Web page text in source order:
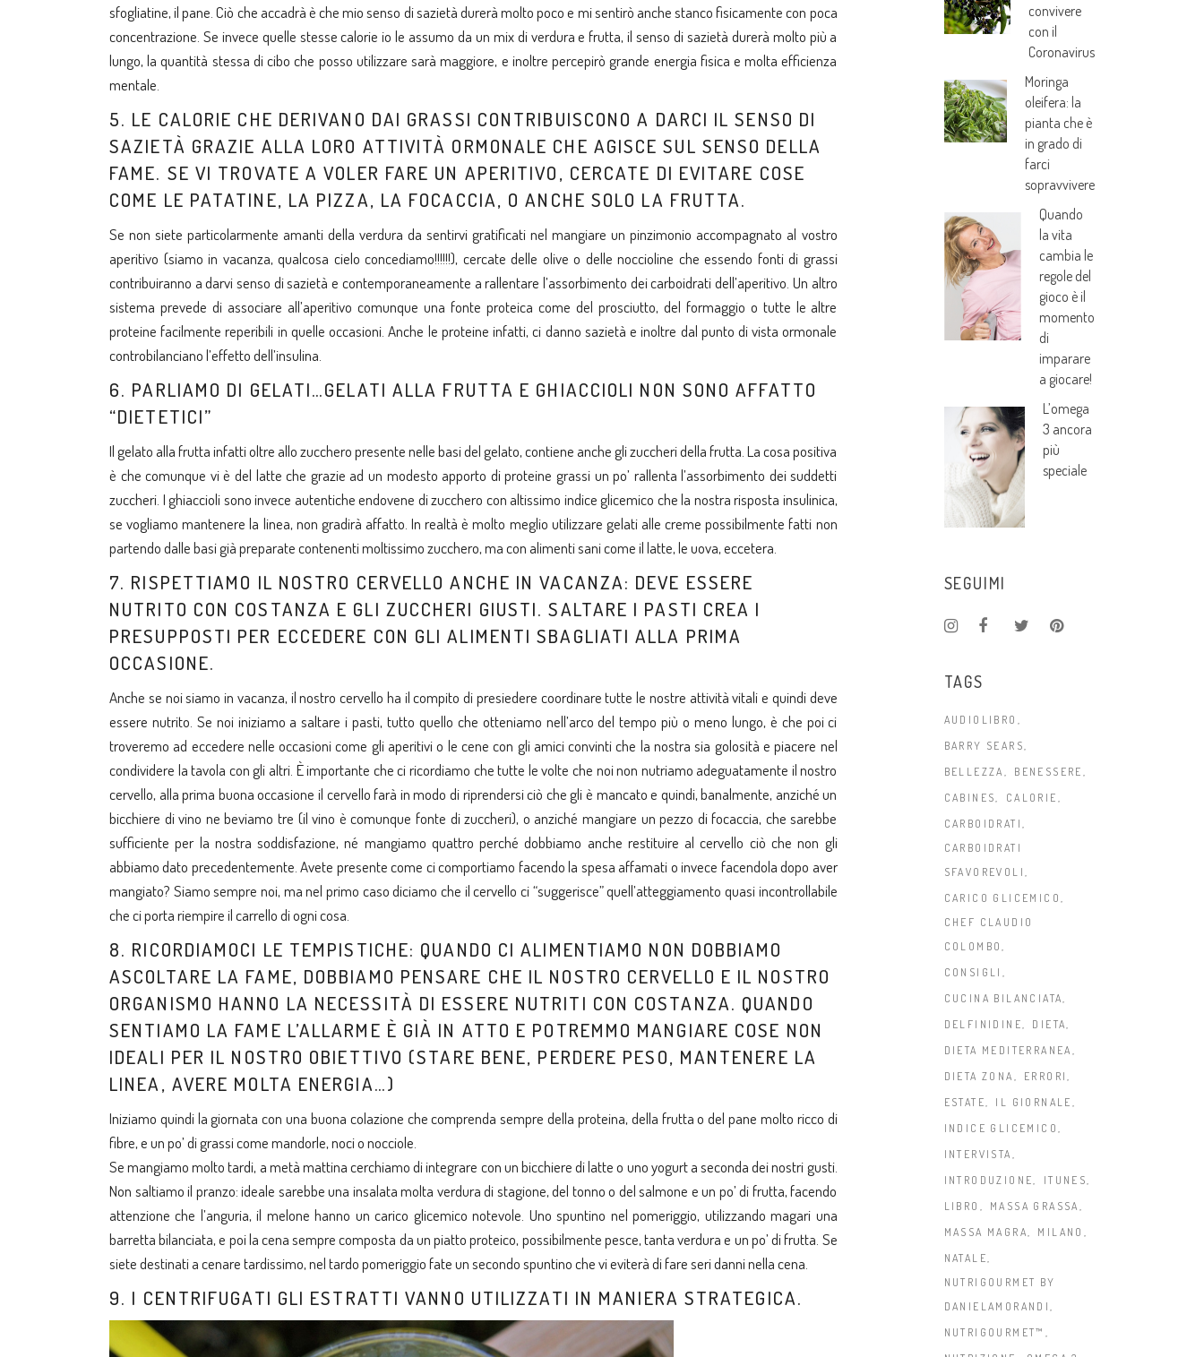
sfogliatine, il pane. Ciò che accadrà è che mio senso di sazietà durerà molto poco e mi sentirò anche stanco fisicamente con poca
concentrazione. Se invece quelle stesse calorie io le assumo da un mix di verdura e frutta, il senso di sazietà durerà molto più a
lungo, la quantità stessa di cibo che posso utilizzare sarà maggiore, e inoltre percepirò grande energia fisica e molta efficienza
mentale.
5. LE CALORIE CHE DERIVANO DAI GRASSI CONTRIBUISCONO A DARCI IL SENSO DI
SAZIETÀ GRAZIE ALLA LORO ATTIVITÀ ORMONALE CHE AGISCE SUL SENSO DELLA
FAME. SE VI TROVATE A VOLER FARE UN APERITIVO, CERCATE DI EVITARE COSE
COME LE PATATINE, LA PIZZA, LA FOCACCIA, O ANCHE SOLO LA FRUTTA.
Se non siete particolarmente amanti della verdura da sentirvi gratificati nel mangiare un pinzimonio accompagnato al vostro
aperitivo (siamo in vacanza, qualcosa cielo concediamo!!!!!!), cercate delle olive o delle noccioline che essendo fonti di grassi
contribuiranno a darvi senso di sazietà e contemporaneamente a rallentare l’assorbimento dei carboidrati dell’aperitivo. Un altro
sistema prevede di associare all’aperitivo comunque una fonte proteica come del prosciutto, del formaggio o tutte le altre
proteine facilmente reperibili in quelle occasioni. Anche le proteine infatti, ci danno sazietà e inoltre dal punto di vista ormonale
controbilanciano l’effetto dell’insulina.
6. PARLIAMO DI GELATI…GELATI ALLA FRUTTA E GHIACCIOLI NON SONO AFFATTO
“DIETETICI”
Il gelato alla frutta infatti oltre allo zucchero presente nelle basi del gelato, contiene anche gli zuccheri della frutta. La cosa positiva
è che comunque vi è del latte che grazie ad un modesto apporto di proteine grassi un po’ rallenta l’assorbimento dei suddetti
zuccheri. I ghiaccioli sono invece autentiche endovene di zucchero con altissimo indice glicemico che la nostra risposta insulinica,
se vogliamo mantenere la linea, non gradirà affatto. In realtà è molto meglio utilizzare gelati alle creme possibilmente fatti non
partendo dalle basi già preparate contenenti moltissimo zucchero, ma con alimenti sani come il latte, le uova, eccetera.
7. RISPETTIAMO IL NOSTRO CERVELLO ANCHE IN VACANZA: DEVE ESSERE
NUTRITO CON COSTANZA E GLI ZUCCHERI GIUSTI. SALTARE I PASTI CREA I
PRESUPPOSTI PER ECCEDERE CON GLI ALIMENTI SBAGLIATI ALLA PRIMA
OCCASIONE.
Anche se noi siamo in vacanza, il nostro cervello ha il compito di presiedere coordinare tutte le nostre attività vitali e quindi deve
essere nutrito. Se noi iniziamo a saltare i pasti, tutto quello che otteniamo nell’arco del tempo più o meno lungo, è che poi ci
troveremo ad eccedere nelle occasioni come gli aperitivi o le cene con gli amici convinti che la nostra sia golosità e piacere nel
condividere la tavola con gli altri. È importante che ci ricordiamo che tutte le volte che noi non nutriamo adeguatamente il nostro
cervello, alla prima buona occasione il cervello farà in modo di riprendersi ciò che gli è mancato e quindi, banalmente, anziché un
bicchiere di vino ne beviamo tre (il vino è comunque fonte di zuccheri), o anziché mangiare un pezzo di focaccia, che sarebbe
sufficiente per la nostra soddisfazione, né mangiamo quattro perché dobbiamo anche restituire al cervello ciò che non gli
abbiamo dato precedentemente. Avete presente come ci comportiamo facendo la spesa affamati o invece facendola dopo aver
mangiato? Siamo sempre noi, ma nel primo caso diciamo che il cervello ci “suggerisce” quell’atteggiamento quasi incontrollabile
che ci porta riempire il carrello di ogni cosa.
8. RICORDIAMOCI LE TEMPISTICHE: QUANDO CI ALIMENTIAMO NON DOBBIAMO
ASCOLTARE LA FAME, DOBBIAMO PENSARE CHE IL NOSTRO CERVELLO E IL NOSTRO
ORGANISMO HANNO LA NECESSITÀ DI ESSERE NUTRITI CON COSTANZA. QUANDO
SENTIAMO LA FAME L’ALLARME È GIÀ IN ATTO E POTREMMO MANGIARE COSE NON
IDEALI PER IL NOSTRO OBIETTIVO (STARE BENE, PERDERE PESO, MANTENERE LA
LINEA, AVERE MOLTA ENERGIA…)
Iniziamo quindi la giornata con una buona colazione che comprenda sempre della proteina, della frutta o del pane molto ricco di
fibre, e un po’ di grassi come mandorle, noci o nocciole.
Se mangiamo molto tardi, a metà mattina cerchiamo di integrare con un bicchiere di latte o uno yogurt a seconda dei nostri gusti.
Non saltiamo il pranzo: ideale sarebbe una insalata molta verdura di stagione, del tonno o del salmone e un po’ di frutta, facendo
attenzione che l’anguria, il melone hanno un carico glicemico notevole. Uno spuntino nel pomeriggio, utilizzando magari una
barretta bilanciata, e poi la cena sempre composta da un piatto proteico, possibilmente pesce, tanta verdura e un po’ di frutta. Se
siete destinati a cenare tardissimo, nel tardo pomeriggio fate un secondo spuntino che vi eviterà di fare seri danni nella cena.
9. I CENTRIFUGATI GLI ESTRATTI VANNO UTILIZZATI IN MANIERA STRATEGICA.
convivere
con il
Coronavirus
Moringa
oleifera: la
pianta che è
in grado di
farci
sopravvivere
Quando
la vita
cambia le
regole del
gioco è il
momento
di
imparare
a giocare!
L’omega
3 ancora
più
speciale
SEGUIMI
TAGS
AUDIOLIBRO
BARRY SEARS
BELLEZZA
BENESSERE
CABINES
CALORIE
CARBOIDRATI
CARBOIDRATI
SFAVOREVOLI
CARICO GLICEMICO
CHEF CLAUDIO
COLOMBO
CONSIGLI
CUCINA BILANCIATA
DELFINIDINE
DIETA
DIETA MEDITERRANEA
DIETA ZONA
ERRORI
ESTATE
IL GIORNALE
INDICE GLICEMICO
INTERVISTA
INTRODUZIONE
ITUNES
LIBRO
MASSA GRASSA
MASSA MAGRA
MILANO
NATALE
NUTRIGOURMET BY
DANIELAMORANDI
NUTRIGOURMET™